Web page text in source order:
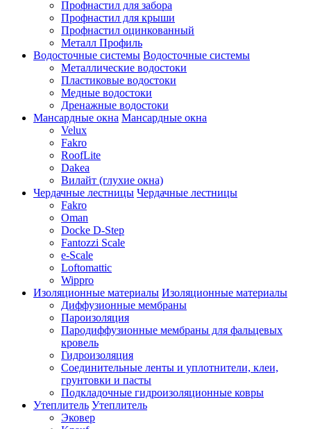
Профнастил для забора
Профнастил для крыши
Профнастил оцинкованный
Металл Профиль
Водосточные системы Водосточные системы
Металлические водостоки
Пластиковые водостоки
Медные водостоки
Дренажные водостоки
Мансардные окна Мансардные окна
Velux
Fakro
RoofLite
Dakea
Вилайт (глухие окна)
Чердачные лестницы Чердачные лестницы
Fakro
Oman
Docke D-Step
Fantozzi Scale
e-Scale
Loftomattic
Wippro
Изоляционные материалы Изоляционные материалы
Диффузионные мембраны
Пароизоляция
Пародиффузионные мембраны для фальцевых
кровель
Гидроизоляция
Соединительные ленты и уплотнители, клеи,
грунтовки и пасты
Подкладочные гидроизоляционные ковры
Утеплитель Утеплитель
Эковер